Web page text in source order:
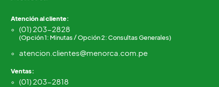
Atención al cliente:
(01) 203-2828
(Opción 1: Minutas / Opción 2: Consultas Generales)
atencion.clientes@menorca.com.pe
Ventas:
(01) 203-2818